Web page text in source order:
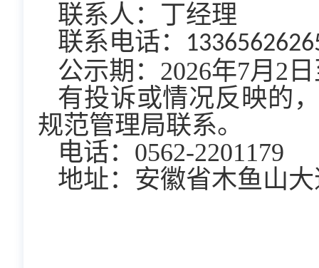
联系人：丁经理
联系电话：
公示期：2026年7月2
有投诉或情况反映的
规范管理局联系。
电话：0562-2201179
地址：安徽省木鱼山